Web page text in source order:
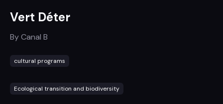
Vert Déter
ByCanal B
cultural programs
Ecological transition and biodiversity